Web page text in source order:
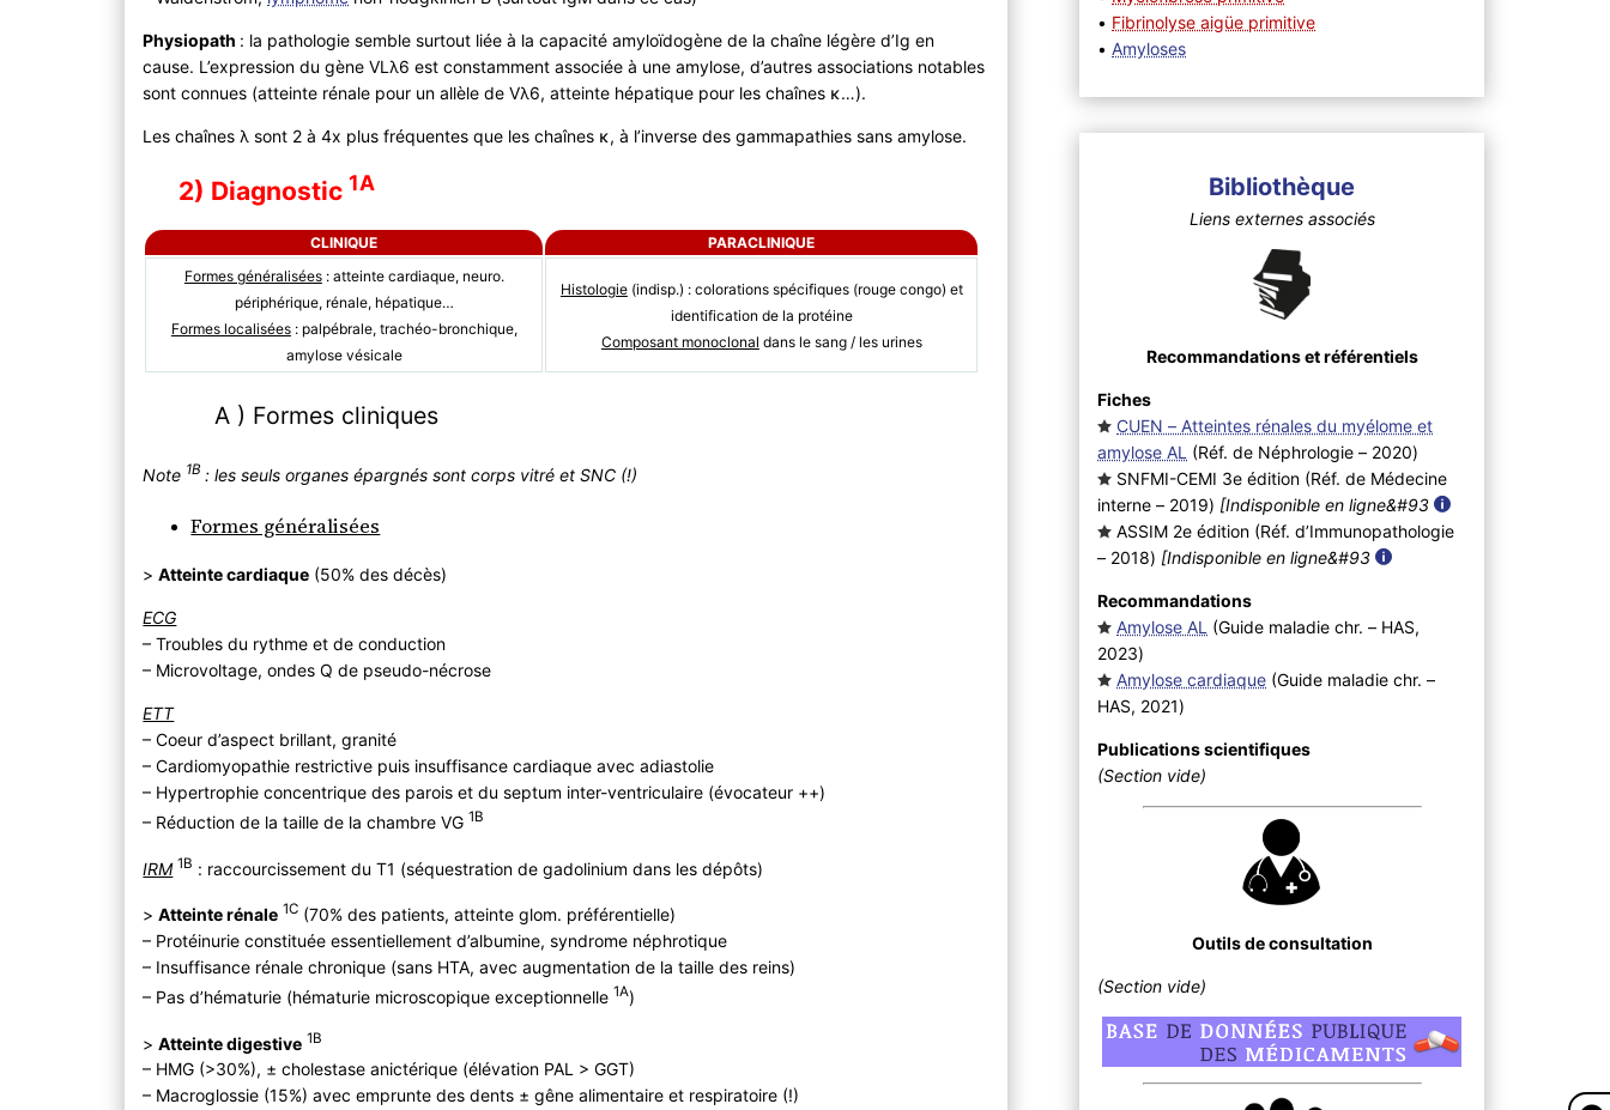
Physiopath : la pathologie semble surtout liée à la capacité amyloïdogène de la chaîne légère d’Ig en
cause. L’expression du gène VLλ6 est constamment associée à une amylose, d’autres associations notables
sont connues (atteinte rénale pour un allèle de Vλ6, atteinte hépatique pour les chaînes κ…).
Les chaînes λ sont 2 à 4x plus fréquentes que les chaînes κ, à l’inverse des gammapathies sans amylose.
2) Diagnostic 1A
CLINIQUE
PARACLINIQUE
Formes généralisées: atteinte cardiaque, neuro.
périphérique, rénale, hépatique…
Formes localisées: palpébrale, trachéo-bronchique,
amylose vésicale
Histologie(indisp.) : colorations spécifiques (rouge congo) et
identification de la protéine
Composant monoclonal dans le sang / les urines
A ) Formes cliniques
Note 1B : les seuls organes épargnés sont corps vitré et SNC (!)
Formes généralisées
>Atteinte cardiaque (50% des décès)
ECG
– Troubles du rythme et de conduction
– Microvoltage, ondes Q de pseudo-nécrose
ETT
– Coeur d’aspect brillant, granité
– Cardiomyopathie restrictive puis insuffisance cardiaque avec adiastolie
– Hypertrophie concentrique des parois et du septum inter-ventriculaire (évocateur ++)
– Réduction de la taille de la chambre VG 1B
IRM 1B : raccourcissement du T1 (séquestration de gadolinium dans les dépôts)
>Atteinte rénale 1C (70% des patients, atteinte glom. préférentielle)
– Protéinurie constituée essentiellement d’albumine, syndrome néphrotique
– Insuffisance rénale chronique (sans HTA, avec augmentation de la taille des reins)
– Pas d’hématurie (hématurie microscopique exceptionnelle 1A)
>Atteinte digestive 1B
– HMG (>30%), ± cholestase anictérique (élévation PAL > GGT)
– Macroglossie (15%) avec emprunte des dents ± gêne alimentaire et respiratoire (!)
• Fibrinolyse aigüe primitive
•Amyloses
Bibliothèque
Liens externes associés
Recommandations et référentiels
Fiches
CUEN – Atteintes rénales du myélome et
amylose AL (Réf. de Néphrologie – 2020)
SNFMI-CEMI 3e édition (Réf. de Médecine
interne – 2019) [Indisponible en ligne&#93
ASSIM 2e édition (Réf. d’Immunopathologie
– 2018) [Indisponible en ligne&#93
Recommandations
Amylose AL (Guide maladie chr. – HAS,
2023)
Amylose cardiaque (Guide maladie chr. –
HAS, 2021)
Publications scientifiques
(Section vide)
Outils de consultation
(Section vide)